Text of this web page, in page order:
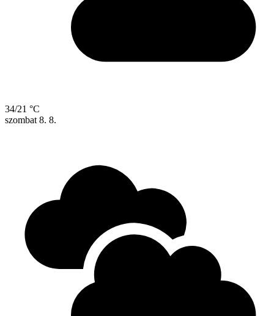
34/21 °C
szombat 8. 8.